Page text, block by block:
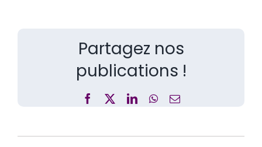
Partagez nos
publications !
Facebook
X LinkedInWhatsApp
Email